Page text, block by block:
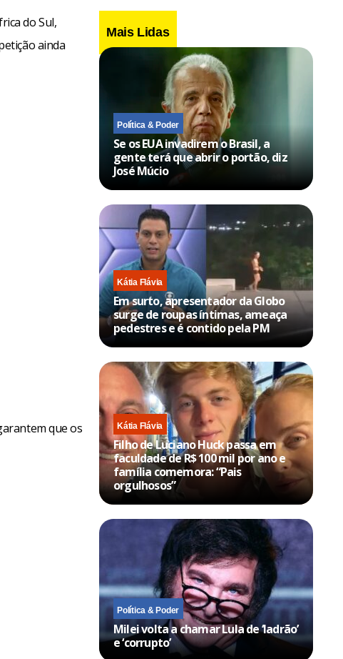
do Sul,
ainda
que os
Mais Lidas
Política & Poder
Se os EUA invadirem o Brasil, a
gente terá que abrir o portão, diz
José Múcio
Kátia Flávia
Em surto, apresentador da Globo
surge de roupas íntimas, ameaça
pedestres e é contido pela PM
Kátia Flávia
Filho de Luciano Huck passa em
faculdade de R$ 100 mil por ano e
família comemora: “Pais
orgulhosos”
Política & Poder
Milei volta a chamar Lula de ‘ladrão’
e ‘corrupto’